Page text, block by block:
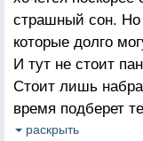
страшный сон. Но
которые долго
И тут не стоит
Стоит лишь
время подберет
разное. Для кого-
раскрыть